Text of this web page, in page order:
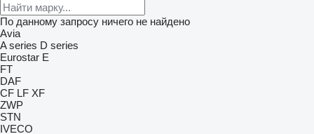
По данному запросу ничего не найдено
Avia
A series D series
Eurostar E
FT
DAF
CF LF XF
ZWP
STN
IVECO